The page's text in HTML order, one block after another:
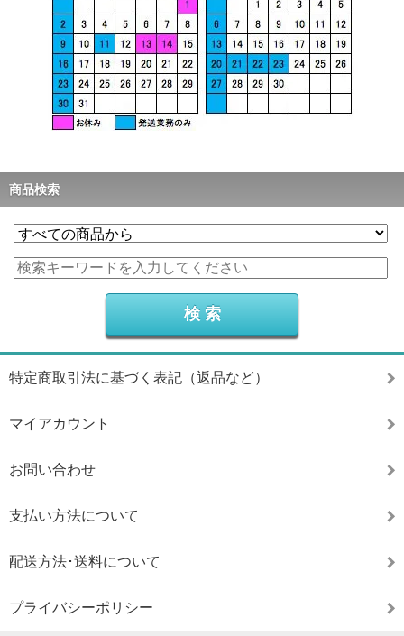
商品検索
特定商取引法に基づく表記（返品など）
マイアカウント
お問い合わせ
支払い方法について
配送方法･送料について
プライバシーポリシー